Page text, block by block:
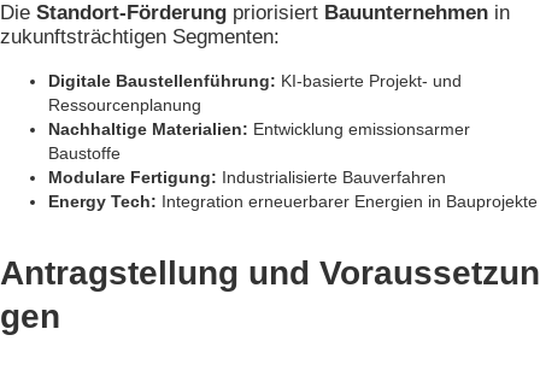
Die Standort-Förderung priorisiert Bauunternehmen in
zukunftsträchtigen Segmenten:
Digitale Baustellenführung: KI-basierte Projekt- und
Ressourcenplanung
Nachhaltige Materialien: Entwicklung emissionsarmer
Baustoffe
Modulare Fertigung: Industrialisierte Bauverfahren
Energy Tech: Integration erneuerbarer Energien in Bauprojekte
Antragstellung und Voraussetzun
gen